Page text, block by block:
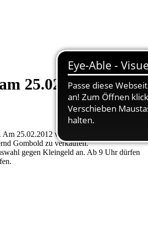
25.02.
25.02.2012 werden die Pforten der
Gombold zu verkaufen.
gegen Kleingeld an. Ab 9 Uhr dürfen